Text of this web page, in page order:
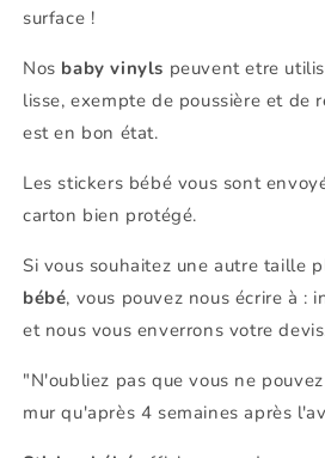
surface !
Nos baby vinyls peuvent etre
lisse, exempte de poussière et de
est en bon état.
Les stickers bébé vous sont
carton bien protégé.
Si vous souhaitez une autre taille
bébé, vous pouvez nous écrire à :
et nous vous enverrons votre
"N'oubliez pas que vous ne
mur qu'après 4 semaines après